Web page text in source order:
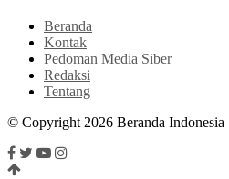
Beranda
Kontak
Pedoman Media Siber
Redaksi
Tentang
© Copyright 2026 Beranda Indonesia